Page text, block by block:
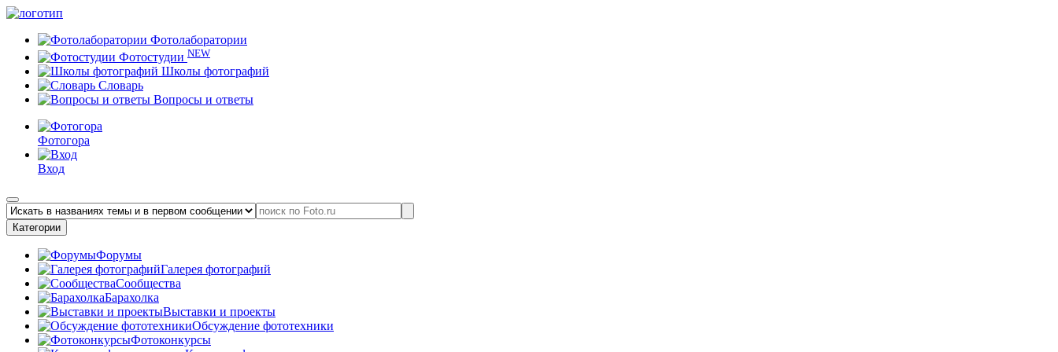
Фотолаборатории
Фотостудии NEW
Школы фотографий
Словарь
Вопросы и ответы
Фотогора
Вход
Категории
Форумы
Галерея фотографий
Сообщества
Барахолка
Выставки и проекты
Обсуждение фототехники
Фотоконкурсы